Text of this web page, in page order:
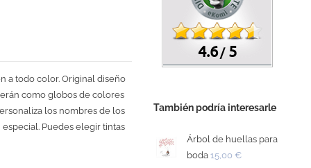
a todo color. Original diseño
como globos de colores
los nombres de los
Puedes elegir tintas
4.6 /5
También podría interesarle
Árbol de huellas para
boda 15,00 €